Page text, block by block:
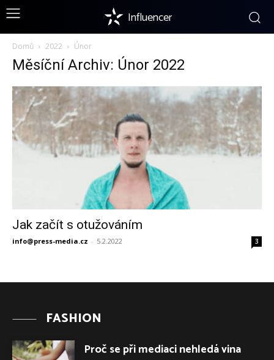
Influencer
Domů 2022 Únor
Měsíční Archiv: Únor 2022
Jak začít s otužováním
info@press-media.cz - 5.2.2022 3
FASHION
Proč se při mediaci nehledá vina